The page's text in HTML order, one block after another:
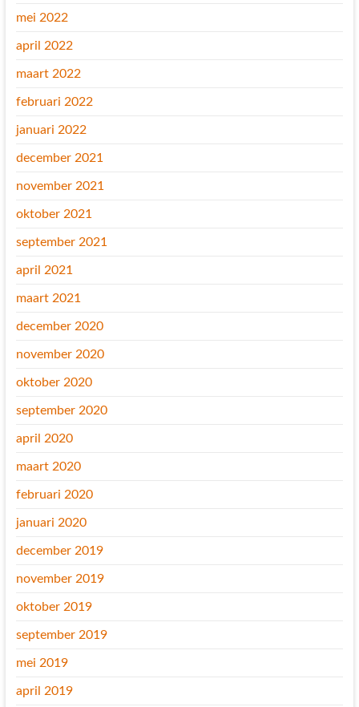
mei 2022
april 2022
maart 2022
februari 2022
januari 2022
december 2021
november 2021
oktober 2021
september 2021
april 2021
maart 2021
december 2020
november 2020
oktober 2020
september 2020
april 2020
maart 2020
februari 2020
januari 2020
december 2019
november 2019
oktober 2019
september 2019
mei 2019
april 2019